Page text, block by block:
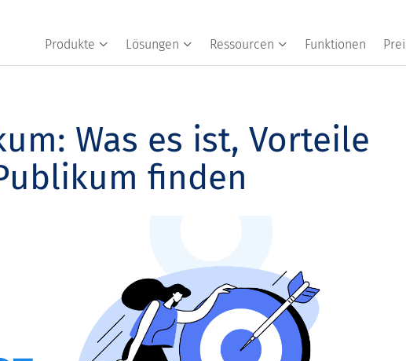
Produkte Lösungen Ressourcen Funktionen
Was es ist, Vorteile
finden